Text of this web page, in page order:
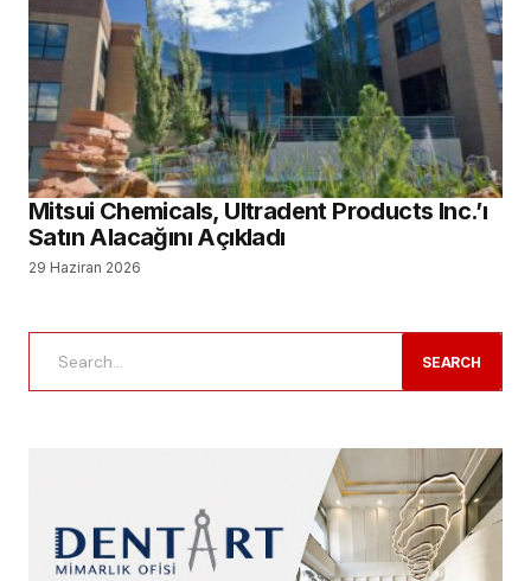
Mitsui Chemicals, Ultradent Products Inc.’ı
Satın Alacağını Açıkladı
29 Haziran 2026
SEARCH